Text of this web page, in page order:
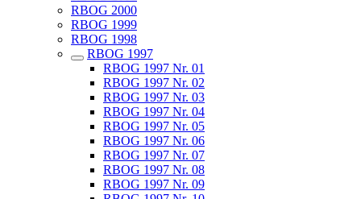
RBOG 2000
RBOG 1999
RBOG 1998
RBOG 1997
RBOG 1997 Nr. 01
RBOG 1997 Nr. 02
RBOG 1997 Nr. 03
RBOG 1997 Nr. 04
RBOG 1997 Nr. 05
RBOG 1997 Nr. 06
RBOG 1997 Nr. 07
RBOG 1997 Nr. 08
RBOG 1997 Nr. 09